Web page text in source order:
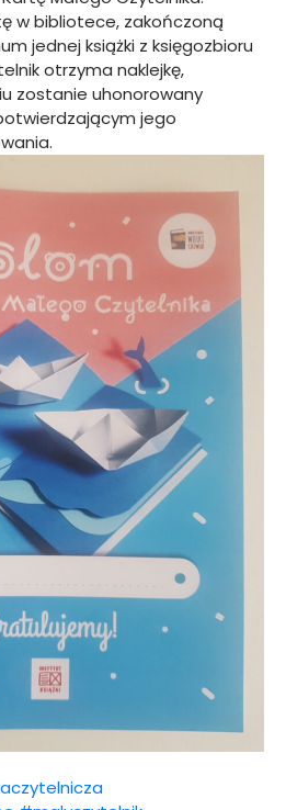
w bibliotece, zakończoną
jednej książki z księgozbioru
otrzyma naklejkę,
zostanie uhonorowany
jego